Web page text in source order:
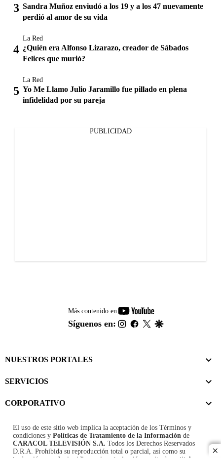
Sandra Muñoz enviudó a los 19 y a los 47 nuevamente
perdió al amor de su vida
La Red
¿Quién era Alfonso Lizarazo, creador de Sábados
Felices que murió?
La Red
Yo Me Llamo Julio Jaramillo fue pillado en plena
infidelidad por su pareja
PUBLICIDAD
Más contenido en
youtube-
footer
Síguenos en: instagram
facebook
twitter
NUESTROS PORTALES
SERVICIOS
CORPORATIVO
El uso de este sitio web implica la aceptación de los Términos y
condiciones y Políticas de Tratamiento de la Información de
CARACOL TELEVISIÓN S.A. Todos los Derechos Reservados
D.R.A. Prohibida su reproducción total o parcial, así como su